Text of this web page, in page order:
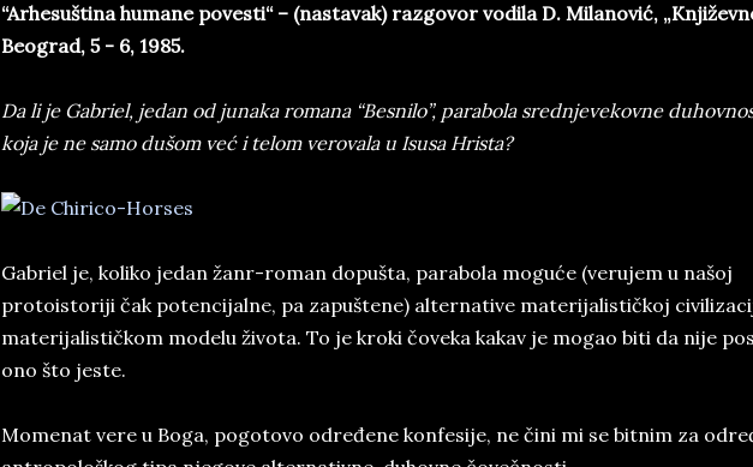
“Arhesuština humane povesti“ – (nastavak) razgovor vodila D. Milanović,
Beograd, 5 - 6, 1985.
Da li je Gabriel, jedan od junaka romana “Besnilo”, parabola srednjevekovne
koja je ne samo dušom već i telom verovala u Isusa Hrista?
Gabriel je, koliko jedan žanr-roman dopušta, parabola moguće (verujem u našoj
protoistoriji čak potencijalne, pa zapuštene) alternative materijalističkoj
materijalističkom modelu života. To je kroki čoveka kakav je mogao biti da nije
ono što jeste.
Momenat vere u Boga, pogotovo određene konfesije, ne čini mi se bitnim za